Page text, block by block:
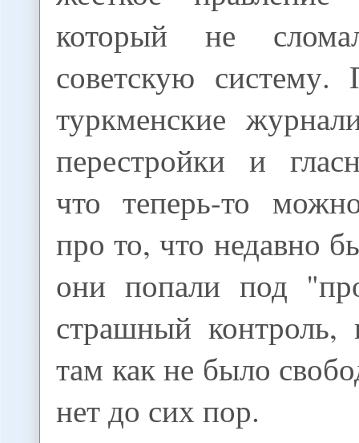
который не
советскую систему.
туркменские
перестройки и
что теперь-то
про то, что недавно
они попали под
страшный контроль,
там как не было
нет до сих пор.